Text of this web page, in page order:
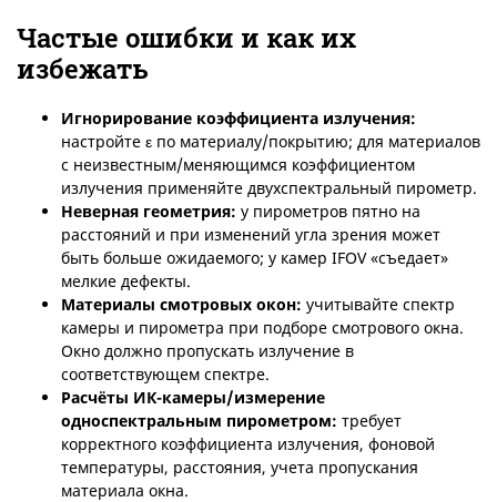
Частые ошибки и как их
избежать
Игнорирование коэффициента излучения:
настройте ε по материалу/покрытию; для материалов
с неизвестным/меняющимся коэффициентом
излучения применяйте двухспектральный пирометр.
Неверная геометрия: у пирометров пятно на
расстояний и при изменений угла зрения может
быть больше ожидаемого; у камер IFOV «съедает»
мелкие дефекты.
Материалы смотровых окон: учитывайте спектр
камеры и пирометра при подборе смотрового окна.
Окно должно пропускать излучение в
соответствующем спектре.
Расчёты ИК-камеры/измерение
односпектральным пирометром: требует
корректного коэффициента излучения, фоновой
температуры, расстояния, учета пропускания
материала окна.